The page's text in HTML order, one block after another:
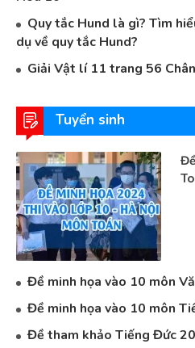
Quy tắc Hund là gì? Tìm
dụ về quy tắc Hund?
Giải Vật lí 11 trang 56
Tuyển sinh
Đề minh họa vào 10 môn
Đề minh họa vào 10 môn
Đề tham khảo Tiếng Đức